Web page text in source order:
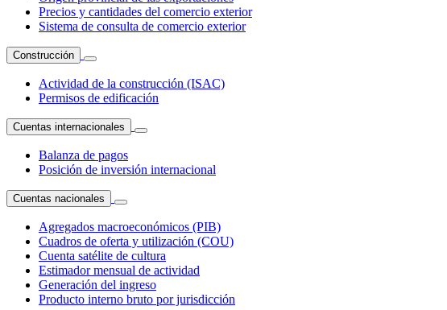
Precios y cantidades del comercio exterior
Sistema de consulta de comercio exterior
Construcción
Actividad de la construcción (ISAC)
Permisos de edificación
Cuentas internacionales
Balanza de pagos
Posición de inversión internacional
Cuentas nacionales
Agregados macroeconómicos (PIB)
Cuadros de oferta y utilización (COU)
Cuenta satélite de cultura
Estimador mensual de actividad
Generación del ingreso
Producto interno bruto por jurisdicción